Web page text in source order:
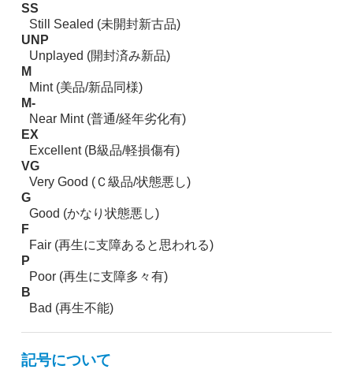
SS
Still Sealed (未開封新古品)
UNP
Unplayed (開封済み新品)
M
Mint (美品/新品同様)
M-
Near Mint (普通/経年劣化有)
EX
Excellent (B級品/軽損傷有)
VG
Very Good (Ｃ級品/状態悪し)
G
Good (かなり状態悪し)
F
Fair (再生に支障あると思われる)
P
Poor (再生に支障多々有)
B
Bad (再生不能)
記号について